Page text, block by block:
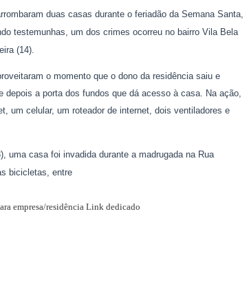
duas casas durante o feriadão da Semana Santa,
testemunhas, um dos crimes ocorreu no bairro Vila Bela
(14).
o momento que o dono da residência saiu e
depois a porta dos fundos que dá acesso à casa. Na ação,
um celular, um roteador de internet, dois ventiladores e
uma casa foi invadida durante a madrugada na Rua
bicicletas, entre
empresa/residência Link dedicado